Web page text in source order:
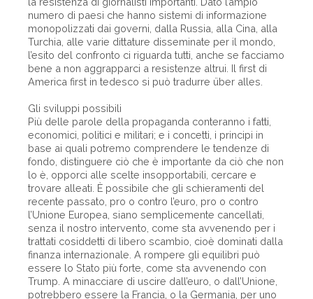
numero di paesi che hanno sistemi di informazione
monopolizzati dai governi, dalla Russia, alla Cina, alla
Turchia, alle varie dittature disseminate per il mondo,
l’esito del confronto ci riguarda tutti, anche se facciamo
bene a non aggrapparci a resistenze altrui. Il first di
America first in tedesco si può tradurre über alles.
Gli sviluppi possibili
Più delle parole della propaganda conteranno i fatti,
economici, politici e militari; e i concetti, i principi in
base ai quali potremo comprendere le tendenze di
fondo, distinguere ciò che è importante da ciò che non
lo è, opporci alle scelte insopportabili, cercare e
trovare alleati. È possibile che gli schieramenti del
recente passato, pro o contro l’euro, pro o contro
l’Unione Europea, siano semplicemente cancellati,
senza il nostro intervento, come sta avvenendo per i
trattati cosiddetti di libero scambio, cioè dominati dalla
finanza internazionale. A rompere gli equilibri può
essere lo Stato più forte, come sta avvenendo con
Trump. A minacciare di uscire dall’euro, o dall’Unione,
potrebbero essere la Francia, o la Germania, per uno